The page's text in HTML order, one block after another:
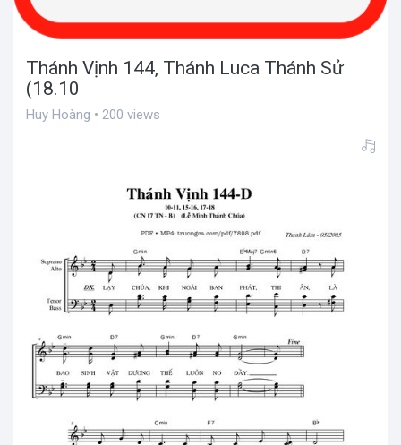
Thánh Vịnh 144, Thánh Luca Thánh Sử
(18.10
Huy Hoàng • 200 views